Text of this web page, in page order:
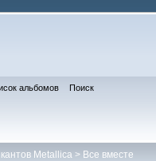
альбомов Поиск
Metallica > Все вместе